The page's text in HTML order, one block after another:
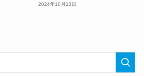
2024年10月13日